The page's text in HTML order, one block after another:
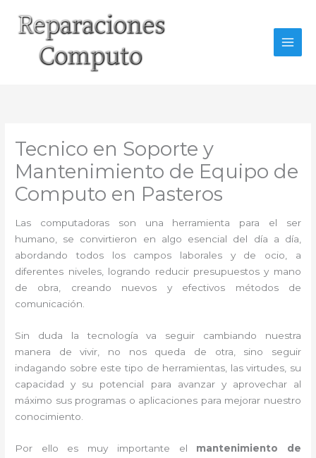
contenido
Tecnico en Soporte y
Mantenimiento de Equipo de
Computo en Pasteros
Las computadoras son una herramienta para el ser
humano, se convirtieron en algo esencial del día a día,
abordando todos los campos laborales y de ocio, a
diferentes niveles, logrando reducir presupuestos y mano
de obra, creando nuevos y efectivos métodos de
comunicación.
Sin duda la tecnología va seguir cambiando nuestra
manera de vivir, no nos queda de otra, sino seguir
indagando sobre este tipo de herramientas, las virtudes, su
capacidad y su potencial para avanzar y aprovechar al
máximo sus programas o aplicaciones para mejorar nuestro
conocimiento.
Por ello es muy importante el mantenimiento de